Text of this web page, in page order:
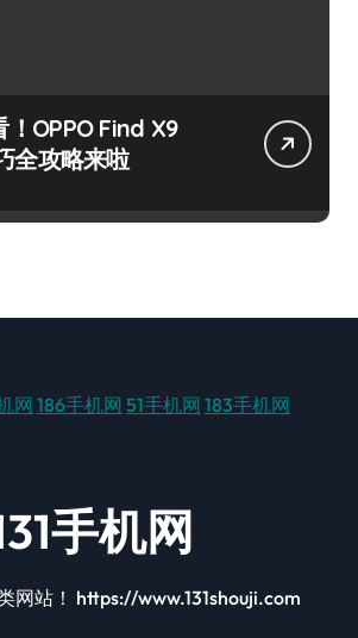
OPPO Find X9
全攻略来啦
网 186手机网 51手机网 183手机网
手机网
网站！ https://www.131shouji.com